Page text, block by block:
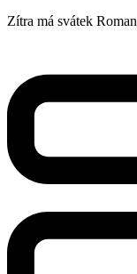
Zítra má svátek Roman